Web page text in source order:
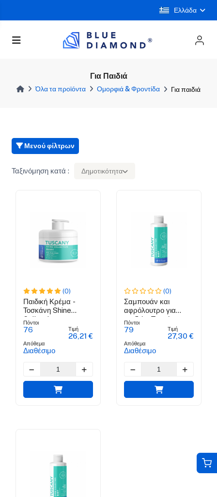
Ελλάδα
Για Παιδιά
Όλα τα προϊόντα Ομορφιά & Φροντίδα Για παιδιά
Μενού φίλτρων
Ταξινόμηση κατά : Δημοτικότητα
(0)
Παιδική Κρέμα -
Τοσκάνη Shine
Collection
Πόντοι
76
Απόθεμα
Διαθέσιμο
Τιμή
26,21 €
(0)
Σαμπουάν και
αφρόλουτρο για
παιδιά - Τοσκάνη
Shine Collection
Πόντοι
79
Απόθεμα
Διαθέσιμο
Τιμή
27,30 €